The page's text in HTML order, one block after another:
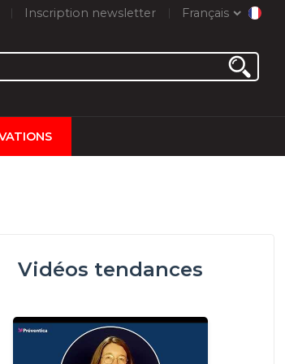
Inscription newsletter Français
Vidéos tendances